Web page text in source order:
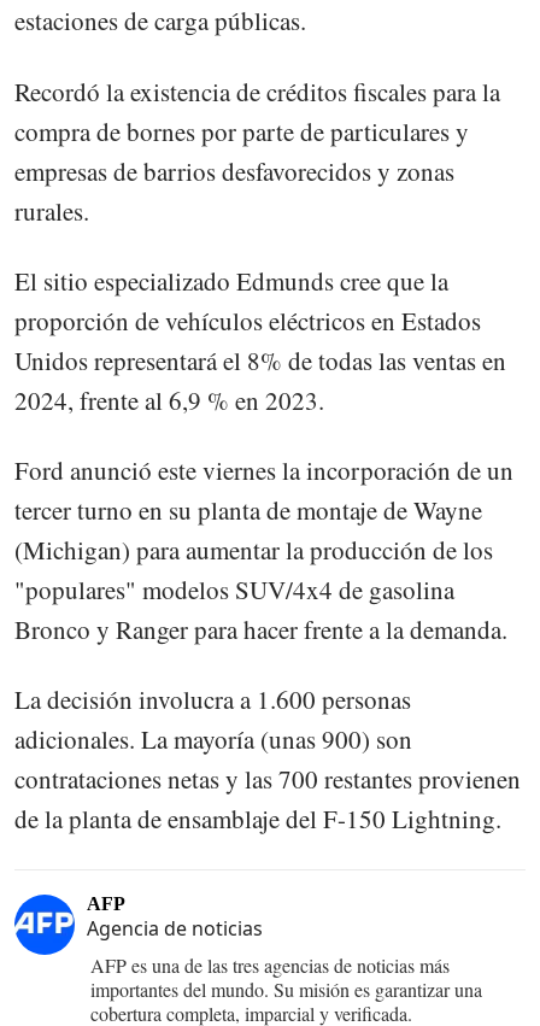
estaciones de carga públicas.
Recordó la existencia de créditos fiscales para la
compra de bornes por parte de particulares y
empresas de barrios desfavorecidos y zonas
rurales.
El sitio especializado Edmunds cree que la
proporción de vehículos eléctricos en Estados
Unidos representará el 8% de todas las ventas en
2024, frente al 6,9 % en 2023.
Ford anunció este viernes la incorporación de un
tercer turno en su planta de montaje de Wayne
(Michigan) para aumentar la producción de los
"populares" modelos SUV/4x4 de gasolina
Bronco y Ranger para hacer frente a la demanda.
La decisión involucra a 1.600 personas
adicionales. La mayoría (unas 900) son
contrataciones netas y las 700 restantes provienen
de la planta de ensamblaje del F-150 Lightning.
AFP
Agencia de noticias
AFP es una de las tres agencias de noticias más
importantes del mundo. Su misión es garantizar una
cobertura completa, imparcial y verificada.